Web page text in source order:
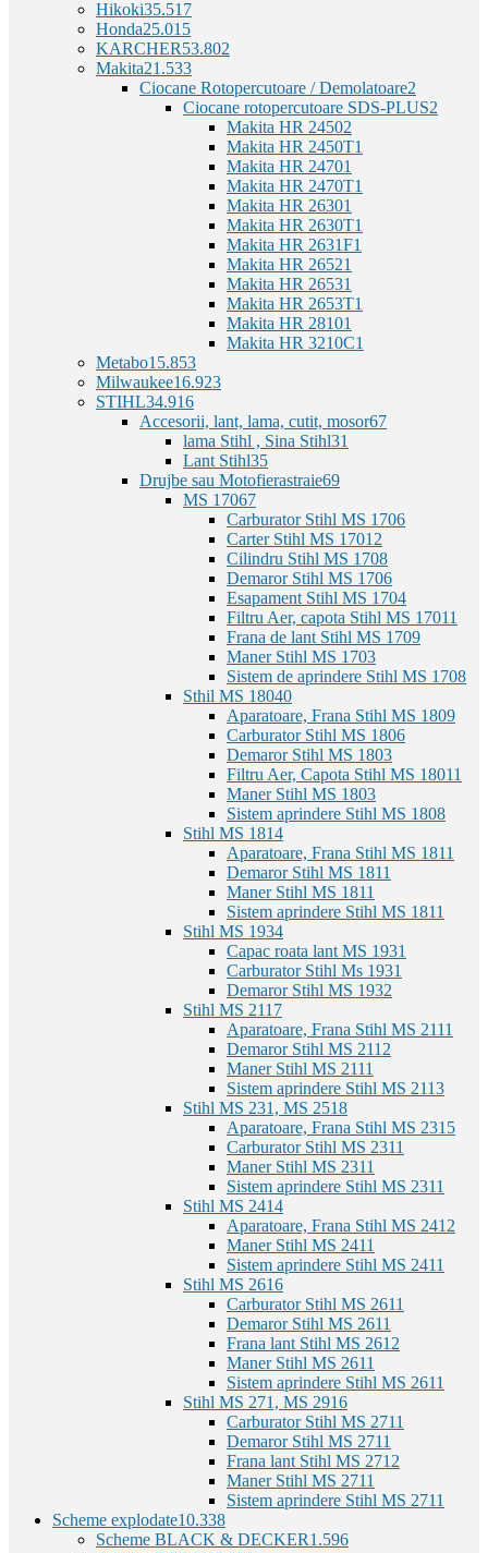
Hikoki35.517
Honda25.015
KARCHER53.802
Makita21.533
Ciocane Rotopercutoare / Demolatoare2
Ciocane rotopercutoare SDS-PLUS2
Makita HR 24502
Makita HR 2450T1
Makita HR 24701
Makita HR 2470T1
Makita HR 26301
Makita HR 2630T1
Makita HR 2631F1
Makita HR 26521
Makita HR 26531
Makita HR 2653T1
Makita HR 28101
Makita HR 3210C1
Metabo15.853
Milwaukee16.923
STIHL34.916
Accesorii, lant, lama, cutit, mosor67
lama Stihl , Sina Stihl31
Lant Stihl35
Drujbe sau Motofierastraie69
MS 17067
Carburator Stihl MS 1706
Carter Stihl MS 17012
Cilindru Stihl MS 1708
Demaror Stihl MS 1706
Esapament Stihl MS 1704
Filtru Aer, capota Stihl MS 17011
Frana de lant Stihl MS 1709
Maner Stihl MS 1703
Sistem de aprindere Stihl MS 1708
Sthil MS 18040
Aparatoare, Frana Stihl MS 1809
Carburator Stihl MS 1806
Demaror Stihl MS 1803
Filtru Aer, Capota Stihl MS 18011
Maner Stihl MS 1803
Sistem aprindere Stihl MS 1808
Stihl MS 1814
Aparatoare, Frana Stihl MS 1811
Demaror Stihl MS 1811
Maner Stihl MS 1811
Sistem aprindere Stihl MS 1811
Stihl MS 1934
Capac roata lant MS 1931
Carburator Stihl Ms 1931
Demaror Stihl MS 1932
Stihl MS 211 7
Aparatoare, Frana Stihl MS 2111
Demaror Stihl MS 211 2
Maner Stihl MS 2111
Sistem aprindere Stihl MS 2113
Stihl MS 231, MS 2518
Aparatoare, Frana Stihl MS 231 5
Carburator Stihl MS 2311
Maner Stihl MS 2311
Sistem aprindere Stihl MS 2311
Stihl MS 2414
Aparatoare, Frana Stihl MS 241 2
Maner Stihl MS 2411
Sistem aprindere Stihl MS 2411
Stihl MS 2616
Carburator Stihl MS 2611
Demaror Stihl MS 2611
Frana lant Stihl MS 261 2
Maner Stihl MS 2611
Sistem aprindere Stihl MS 2611
Stihl MS 271, MS 2916
Carburator Stihl MS 2711
Demaror Stihl MS 2711
Frana lant Stihl MS 271 2
Maner Stihl MS 2711
Sistem aprindere Stihl MS 2711
Scheme explodate10.338
Scheme BLACK & DECKER1.596